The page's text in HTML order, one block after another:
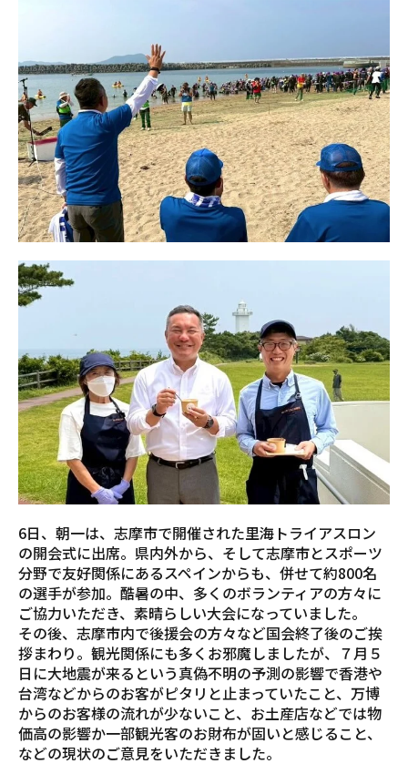
6日、朝一は、志摩市で開催された里海トライアスロン
の開会式に出席。県内外から、そして志摩市とスポーツ
分野で友好関係にあるスペインからも、併せて約800名
の選手が参加。酷暑の中、多くのボランティアの方々に
ご協力いただき、素晴らしい大会になっていました。
その後、志摩市内で後援会の方々など国会終了後のご挨
拶まわり。観光関係にも多くお邪魔しましたが、７月５
日に大地震が来るという真偽不明の予測の影響で香港や
台湾などからのお客がピタリと止まっていたこと、万博
からのお客様の流れが少ないこと、お土産店などでは物
価高の影響か一部観光客のお財布が固いと感じること、
などの現状のご意見をいただきました。